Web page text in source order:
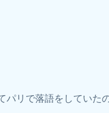
リで落語をしていた